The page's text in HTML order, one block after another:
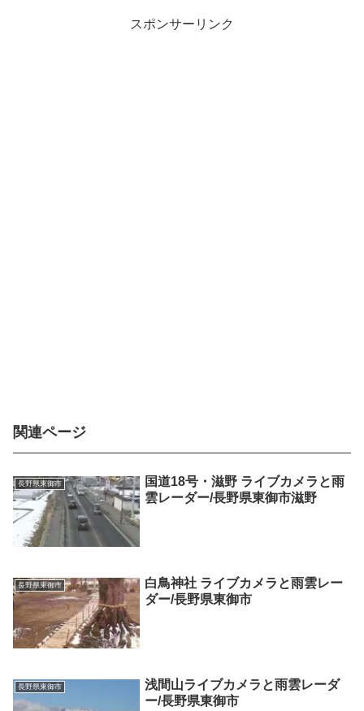
スポンサーリンク
関連ページ
長野県東御市
国道18号・滋野 ライブカメラと雨
雲レーダー/長野県東御市滋野
長野県東御市
白鳥神社 ライブカメラと雨雲レー
ダー/長野県東御市
長野県東御市
浅間山ライブカメラと雨雲レーダ
ー/長野県東御市